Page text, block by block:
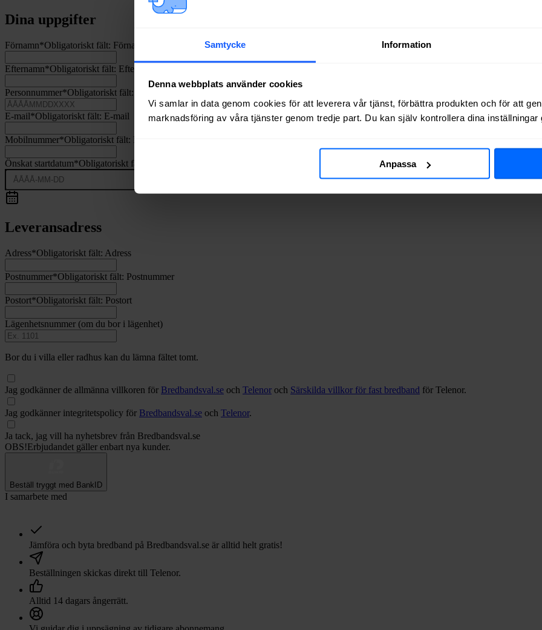
Samtycke Information
Denna webbplats använder cookies
Vi samlar in data genom cookies för att leverera vår tjänst, förbättra produkten och för att
marknadsföring av våra tjänster genom tredje part. Du kan själv kontrollera dina
Anpassa
Dina uppgifter
Förnamn*Obligatoriskt fält: Förnamn
Efternamn*Obligatoriskt fält: Efternamn
Personnummer*Obligatoriskt fält:
E-mail*Obligatoriskt fält: E-mail
Mobilnummer*Obligatoriskt fält: Mobilnummer
Önskat startdatum*Obligatoriskt fält:
Leveransadress
Adress*Obligatoriskt fält: Adress
Postnummer*Obligatoriskt fält: Postnummer
Postort*Obligatoriskt fält: Postort
Lägenhetsnummer (om du bor i lägenhet)
Bor du i villa eller radhus kan du lämna fältet tomt.
Jag godkänner de allmänna villkoren för Bredbandsval.se och Telenor och Särskilda villkor för fast bredband för Telenor.
Jag godkänner integritetspolicy för Bredbandsval.se och Telenor.
Ja tack, jag vill ha nyhetsbrev från Bredbandsval.se
OBS!Erbjudandet gäller enbart nya kunder.
Beställ tryggt med BankID
I samarbete med
Jämföra och byta bredband på Bredbandsval.se är alltid helt gratis!
Beställningen skickas direkt till Telenor.
Alltid 14 dagars ångerrätt.